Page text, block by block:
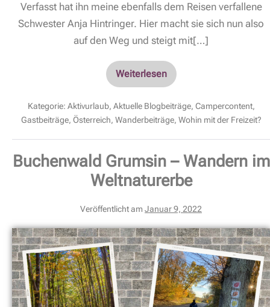
Verfasst hat ihn meine ebenfalls dem Reisen verfallene
Schwester Anja Hintringer. Hier macht sie sich nun also
auf den Weg und steigt mit[…]
Weiterlesen
Kategorie: Aktivurlaub, Aktuelle Blogbeiträge, Campercontent,
Gastbeiträge, Österreich, Wanderbeiträge, Wohin mit der Freizeit?
Buchenwald Grumsin – Wandern im
Weltnaturerbe
Veröffentlicht am Januar 9, 2022